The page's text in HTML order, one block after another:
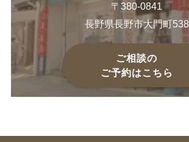
〒380-0841
長野県長野市大門町538
ご相談の
ご予約はこちら